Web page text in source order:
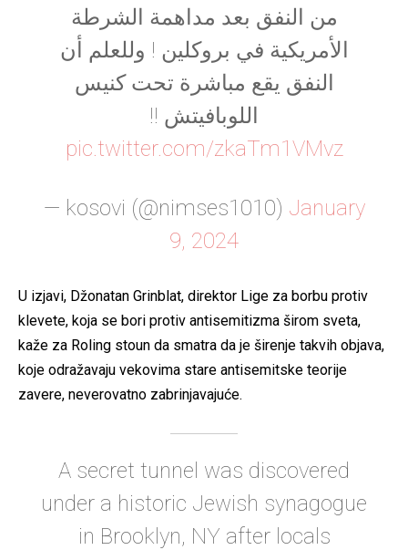
من النفق بعد مداهمة الشرطة
الأمريكية في بروكلين ! وللعلم أن
النفق يقع مباشرة تحت كنيس
اللوبافيتش !!
pic.twitter.com/zkaTm1VMvz
— kosovi (@nimses1010) January
9, 2024
U izjavi, Džonatan Grinblat, direktor Lige za borbu protiv
klevete, koja se bori protiv antisemitizma širom sveta,
kaže za Roling stoun da smatra da je širenje takvih objava,
koje odražavaju vekovima stare antisemitske teorije
zavere, neverovatno zabrinjavajuće.
A secret tunnel was discovered
under a historic Jewish synagogue
in Brooklyn, NY after locals